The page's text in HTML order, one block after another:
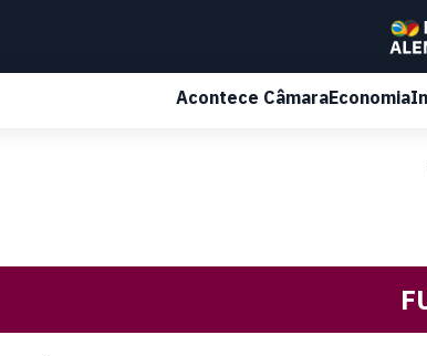
Acontece CâmaraEconomia